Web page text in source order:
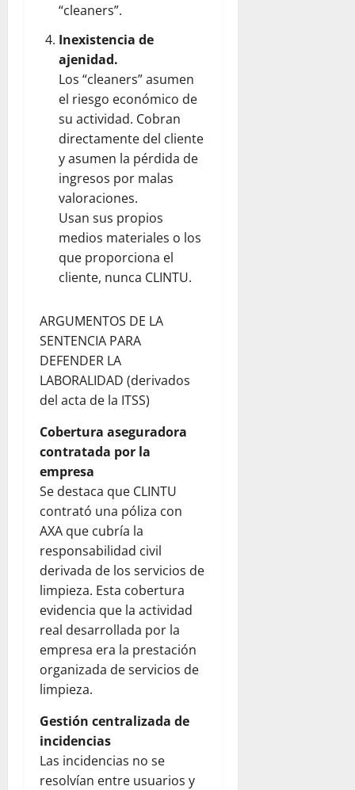
“cleaners”.
Inexistencia de
ajenidad.
Los “cleaners” asumen
el riesgo económico de
su actividad. Cobran
directamente del cliente
y asumen la pérdida de
ingresos por malas
valoraciones.
Usan sus propios
medios materiales o los
que proporciona el
cliente, nunca CLINTU.
ARGUMENTOS DE LA
SENTENCIA PARA
DEFENDER LA
LABORALIDAD (derivados
del acta de la ITSS)
Cobertura aseguradora
contratada por la
empresa
Se destaca que CLINTU
contrató una póliza con
AXA que cubría la
responsabilidad civil
derivada de los servicios de
limpieza. Esta cobertura
evidencia que la actividad
real desarrollada por la
empresa era la prestación
organizada de servicios de
limpieza.
Gestión centralizada de
incidencias
Las incidencias no se
resolvían entre usuarios y